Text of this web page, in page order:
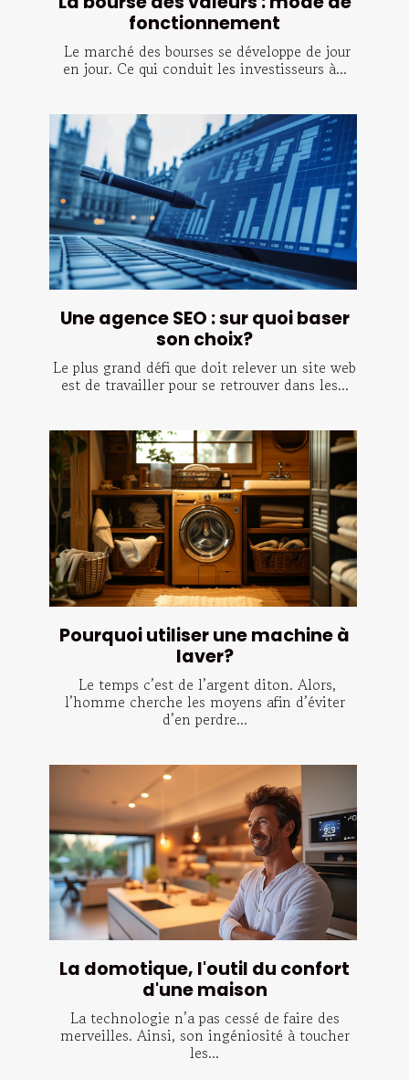
fonctionnement
Le marché des bourses se développe de jour
en jour. Ce qui conduit les investisseurs à...
Une agence SEO : sur quoi baser
son choix?
Le plus grand défi que doit relever un site web
est de travailler pour se retrouver dans les...
Pourquoi utiliser une machine à
laver?
Le temps c’est de l’argent diton. Alors,
l’homme cherche les moyens afin d’éviter
d’en perdre...
La domotique, l'outil du confort
d'une maison
La technologie n’a pas cessé de faire des
merveilles. Ainsi, son ingéniosité à toucher
les...